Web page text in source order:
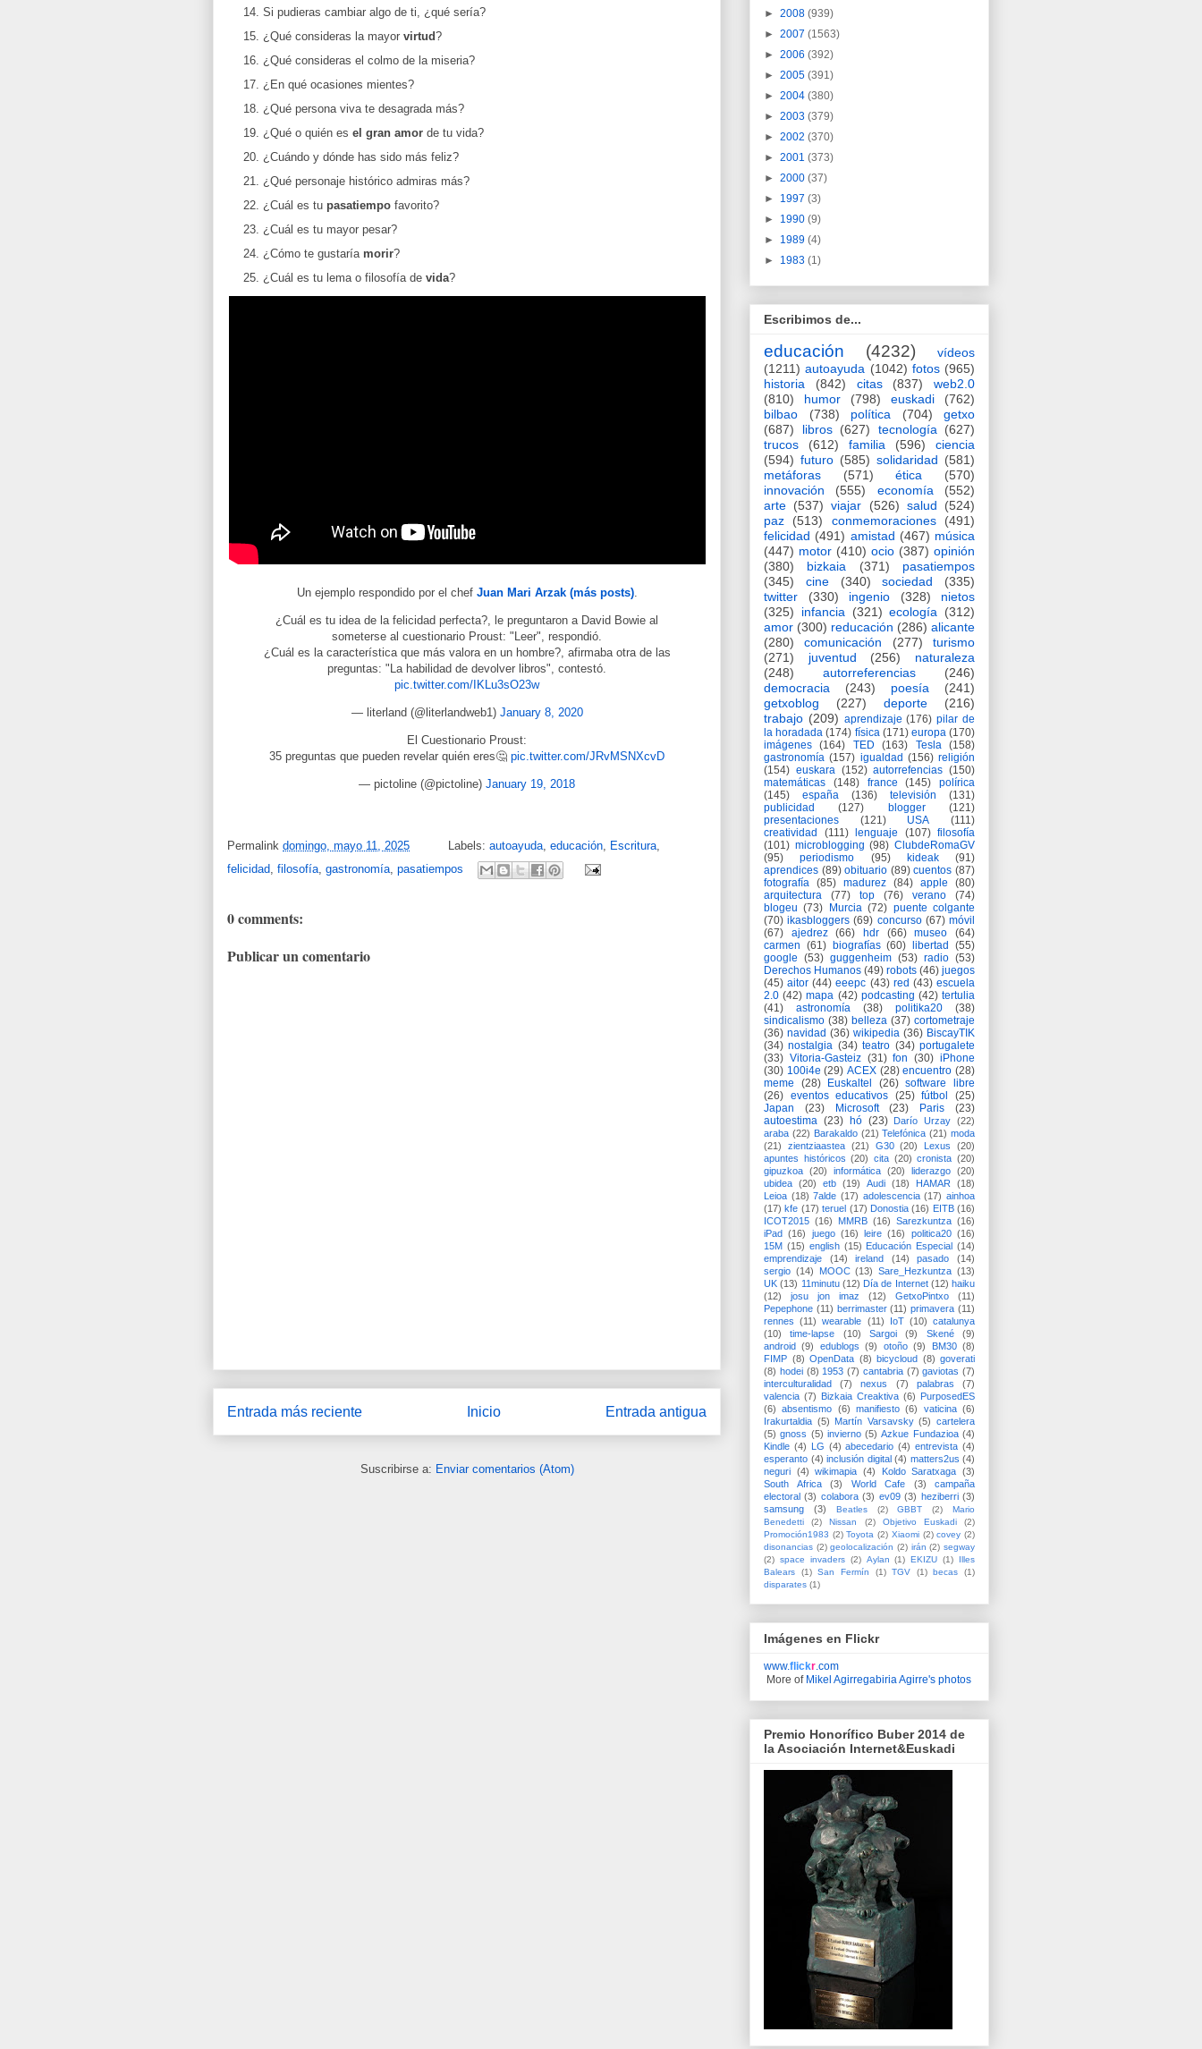
Si pudieras cambiar algo de ti, ¿qué sería?
¿Qué consideras la mayor virtud?
¿Qué consideras el colmo de la miseria?
¿En qué ocasiones mientes?
¿Qué persona viva te desagrada más?
¿Qué o quién es el gran amor de tu vida?
¿Cuándo y dónde has sido más feliz?
¿Qué personaje histórico admiras más?
¿Cuál es tu pasatiempo favorito?
¿Cuál es tu mayor pesar?
¿Cómo te gustaría morir?
¿Cuál es tu lema o filosofía de vida?
Un ejemplo respondido por el chef Juan Mari Arzak (más posts).
¿Cuál es tu idea de la felicidad perfecta?, le preguntaron a David Bowie al
someterse al cuestionario Proust: "Leer", respondió.
¿Cuál es la característica que más valora en un hombre?, afirmaba otra de las
preguntas: "La habilidad de devolver libros", contestó.
pic.twitter.com/IKLu3sO23w
— literland (@literlandweb1) January 8, 2020
El Cuestionario Proust:
35 preguntas que pueden revelar quién eres🤔 pic.twitter.com/JRvMSNXcvD
— pictoline (@pictoline) January 19, 2018
Permalink domingo, mayo 11, 2025 Labels: autoayuda, educación, Escritura,
felicidad filosofía gastronomía pasatiempos
0 comments:
Publicar un comentario
Entrada más reciente Entrada antigua
Inicio
Suscribirse a: Enviar comentarios (Atom)
► 2008 (939)
► 2007 (1563)
► 2006 (392)
► 2005 (391)
► 2004 (380)
► 2003 (379)
► 2002 (370)
► 2001 (373)
► 2000 (37)
► 1997 (3)
► 1990 (9)
► 1989 (4)
► 1983 (1)
Escribimos de...
educación (4232)
vídeos
(1211) autoayuda (1042) fotos (965)
historia
(842) citas (837)
web2.0
(810)
humor (798) euskadi
(762)
bilbao
(738) política (704)
getxo
(687)
libros (627) tecnología
(627)
trucos
(612) familia (596)
ciencia
(594) futuro (585) solidaridad (581)
metáforas
(571) ética
(570)
innovación
(555) economía
(552)
arte (537) viajar (526) salud
(524)
paz
(513) conmemoraciones
(491)
felicidad (491) amistad (467) música
(447) motor (410) ocio (387) opinión
(380)
bizkaia (371)
pasatiempos
(345)
cine (340) sociedad
(335)
twitter
(330) ingenio (328)
nietos
(325)
infancia (321) ecología
(312)
amor (300) reducación (286) alicante
(280)
comunicación (277)
turismo
(271)
juventud (256)
naturaleza
(248)
autorreferencias
(246)
democracia
(243) poesía
(241)
getxoblog
(227) deporte
(216)
trabajo (209) aprendizaje (176) pilar de
la horadada (174) física (171) europa (170)
imágenes
(164) TED (163) Tesla
(158)
gastronomía (157) igualdad (156) religión
(154) euskara (152) autorrefencias (150)
matemáticas
(148) france (145)
polírica
(145)
españa (136) televisión
(131)
publicidad
(127) blogger
(121)
presentaciones
(121) USA
(111)
creatividad
(111) lenguaje (107) filosofía
(101) microblogging (98) ClubdeRomaGV
(95)
periodismo (95) kideak
(91)
aprendices (89) obituario (89) cuentos (87)
fotografía (85) madurez (84) apple
(80)
arquitectura
(77) top (76) verano
(74)
blogeu (73) Murcia (72) puente colgante
(70) ikasbloggers (69) concurso (67) móvil
(67)
ajedrez (66) hdr (66) museo
(64)
carmen (61) biografías (60) libertad
(55)
google (53) guggenheim (53) radio (53)
Derechos Humanos (49) robots (46) juegos
(45) aitor (44) eeepc (43) red (43) escuela
2.0 (42) mapa (42) podcasting (42) tertulia
(41)
astronomía (38) politika20
(38)
sindicalismo (38) belleza (37) cortometraje
(36) navidad (36) wikipedia (36) BiscayTIK
(34) nostalgia (34) teatro (34) portugalete
(33) Vitoria-Gasteiz (31) fon (30) iPhone
(30) 100i4e (29) ACEX (28) encuentro (28)
meme
(28) Euskaltel (26) software libre
(26) eventos educativos (25) fútbol
(25)
Japan
(23) Microsoft (23) Paris
(23)
autoestima (23) hó (23) Darío Urzay (22)
araba (22) Barakaldo (21) Telefónica (21) moda
(21)
zientziaastea (21) G30 (20) Lexus
(20)
apuntes históricos (20) cita (20) cronista (20)
gipuzkoa (20) informática (20) liderazgo (20)
ubidea (20) etb (19) Audi (18) HAMAR
(18)
Leioa (18) 7alde (17) adolescencia (17) ainhoa
(17) kfe (17) teruel (17) Donostia (16) EITB (16)
ICOT2015 (16) MMRB (16) Sarezkuntza (16)
iPad (16) juego (16) leire (16) politica20 (16)
15M (15) english (15) Educación Especial (14)
emprendizaje
(14) ireland (14) pasado
(14)
sergio (14) MOOC (13) Sare_Hezkuntza (13)
UK (13) 11minutu (12) Día de Internet (12) haiku
(12)
josu jon imaz (12) GetxoPintxo
(11)
Pepephone (11) berrimaster (11) primavera (11)
rennes (11) wearable (11) IoT (10) catalunya
(10)
time-lapse (10) Sargoi (9) Skené
(9)
android (9) edublogs (9) otoño (9) BM30 (8)
FIMP (8) OpenData (8) bicycloud (8) goverati
(8) hodei (8) 1953 (7) cantabria (7) gaviotas (7)
interculturalidad
(7) nexus (7) palabras
(7)
valencia (7) Bizkaia Creaktiva (6) PurposedES
(6)
absentismo (6) manifiesto (6) vaticina (6)
Irakurtaldia (5) Martín Varsavsky (5) cartelera
(5) gnoss (5) invierno (5) Azkue Fundazioa (4)
Kindle (4) LG (4) abecedario (4) entrevista (4)
esperanto (4) inclusión digital (4) matters2us (4)
neguri (4) wikimapia (4) Koldo Saratxaga (3)
South Africa
(3) World Cafe (3)
campaña
electoral (3) colabora (3) ev09 (3) heziberri (3)
samsung
(3) Beatles (2) GBBT (2)
Mario
Benedetti
(2) Nissan (2) Objetivo Euskadi
(2)
Promoción1983 (2) Toyota (2) Xiaomi (2) covey (2)
disonancias (2) geolocalización (2) irán (2) segway
(2) space invaders (2) Aylan (1) EKIZU (1)
Illes
Balears
(1) San Fermín (1) TGV (1) becas
(1)
disparates (1)
Imágenes en Flickr
www.flickr .com
More of Mikel Agirregabiria Agirre's photos
Premio Honorífico Buber 2014 de
la Asociación Internet&Euskadi